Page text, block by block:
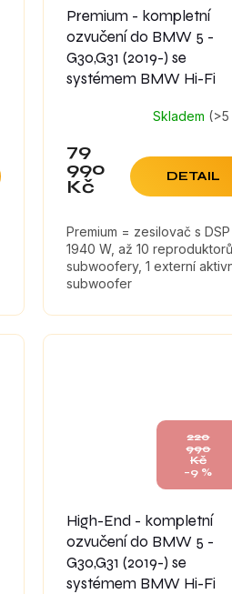
Premium - kompletní
ozvučení do BMW 5 -
G30,G31 (2019-) se
systémem BMW Hi-Fi
Skladem (>5
79
990
Kč
DETAIL
Premium = zesilovač s DSP
1940 W, až 10
subwoofery, 1 externí
subwoofer
220
990
Kč
–9 %
High-End - kompletní
ozvučení do BMW 5 -
G30,G31 (2019-) se
systémem BMW Hi-Fi